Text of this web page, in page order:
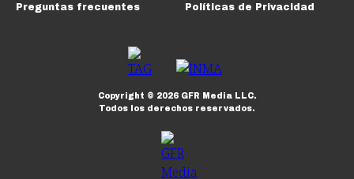
Preguntas frecuentes Políticas de Privacidad
Copyright © 2026GFR Media LLC.
Todos los derechos reservados.